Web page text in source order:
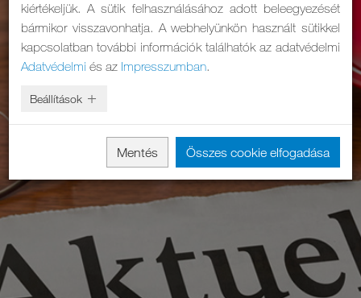
kiértékeljük. A sütik felhasználásához adott beleegyezését
bármikor visszavonhatja. A webhelyünkön használt sütikkel
kapcsolatban további információk találhatók az adatvédelmi
Adatvédelmi és az Impresszumban.
Beállítások
Mentés Összes cookie elfogadása